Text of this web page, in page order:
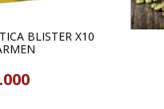
BLISTER X10